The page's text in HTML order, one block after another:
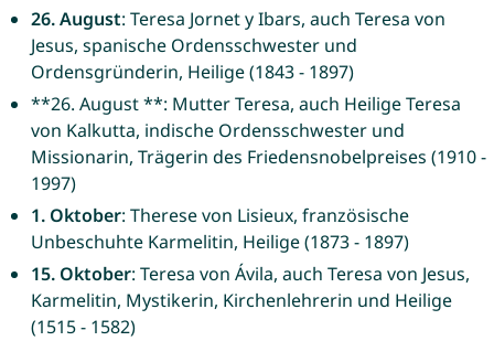
26. August: Teresa Jornet y Ibars, auch Teresa von
Jesus, spanische Ordensschwester und
Ordensgründerin, Heilige (1843 - 1897)
**26. August **: Mutter Teresa, auch Heilige Teresa
von Kalkutta, indische Ordensschwester und
Missionarin, Trägerin des Friedensnobelpreises (1910 -
1997)
1. Oktober: Therese von Lisieux, französische
Unbeschuhte Karmelitin, Heilige (1873 - 1897)
15. Oktober: Teresa von Ávila, auch Teresa von Jesus,
Karmelitin, Mystikerin, Kirchenlehrerin und Heilige
(1515 - 1582)